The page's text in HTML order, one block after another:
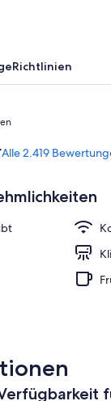
Richtlinien
Alle 2.419